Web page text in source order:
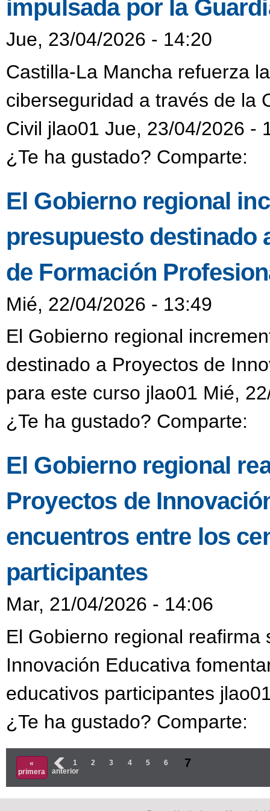
impulsada por la
Jue, 23/04/2026 - 14:20
Castilla-La Mancha refuerza
ciberseguridad a través de la
Civil jlao01 Jue, 23/04/2026 -
¿Te ha gustado? Comparte:
El Gobierno regional
presupuesto destinado
de Formación
Mié, 22/04/2026 - 13:49
El Gobierno regional
destinado a Proyectos de
para este curso jlao01 Mié,
¿Te ha gustado? Comparte:
El Gobierno regional
Proyectos de
encuentros entre los
participantes
Mar, 21/04/2026 - 14:06
El Gobierno regional
Innovación Educativa
educativos participantes
¿Te ha gustado? Comparte:
Páginas
«
primera
‹
anterior
1 2 3 4 5 6 7